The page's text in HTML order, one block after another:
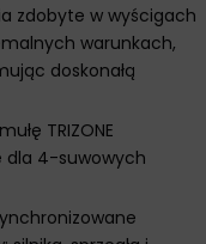
zdobyte w wyścigach
warunkach,
doskonałą
TRIZONE
dla 4-suwowych